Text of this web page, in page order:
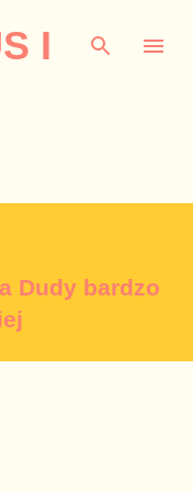
I
Dudy bardzo